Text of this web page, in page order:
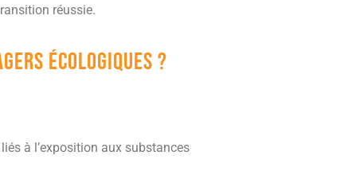
réussie.
écologiques ?
à l’exposition aux substances